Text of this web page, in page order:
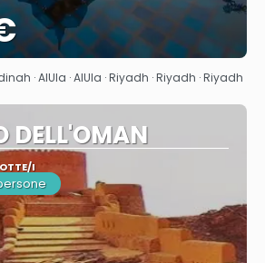
Vedere
· AlUla · AlUla · Riyadh · Riyadh · Riyadh
DELL'OMAN
I